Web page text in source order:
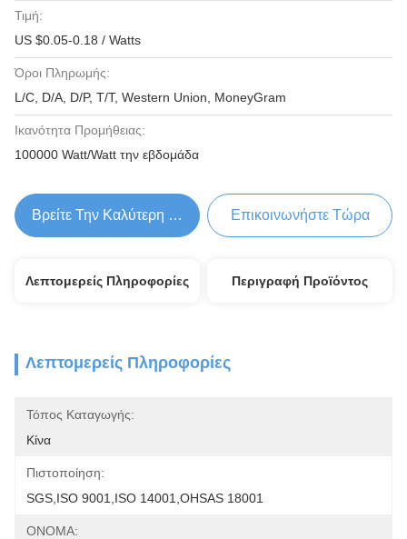
Τιμή:
US $0.05-0.18 / Watts
Όροι Πληρωμής:
L/C, D/A, D/P, T/T, Western Union, MoneyGram
Ικανότητα Προμήθειας:
100000 Watt/Watt την εβδομάδα
Βρείτε Την Καλύτερη Τιμή Επικοινωνήστε Τώρα
Λεπτομερείς Πληροφορίες Περιγραφή Προϊόντος
Λεπτομερείς Πληροφορίες
Τόπος Καταγωγής:
Κίνα
Πιστοποίηση:
SGS,ISO 9001,ISO 14001,OHSAS 18001
ΟΝΟΜΑ: